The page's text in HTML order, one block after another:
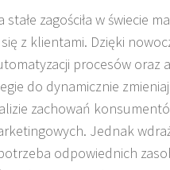
zagościła w świecie
z klientami. Dzięki
procesów oraz
do dynamicznie
zachowań
Jednak
odpowiednich